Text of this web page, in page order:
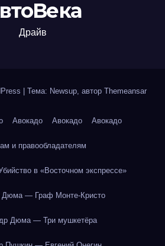
Драйв
Тема: Newsup, автор Themeansar
Авокадо Авокадо Авокадо
и правообладателям
в «Восточном экспрессе»
Дюма — Граф Монте-Кристо
Дюма — Три мушкетёра